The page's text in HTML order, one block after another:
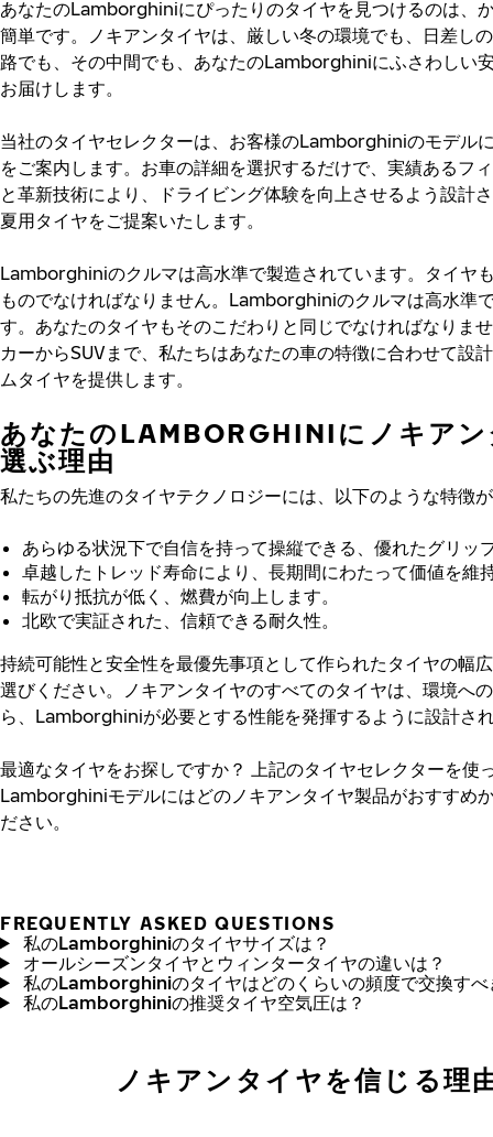
あなたのLamborghiniにぴったりのタイヤを見つけるのは、
簡単です。ノキアンタイヤは、厳しい冬の環境でも、日差し
路でも、その中間でも、あなたのLamborghiniにふさわしい
お届けします。
当社のタイヤセレクターは、お客様のLamborghiniのモデル
をご案内します。お車の詳細を選択するだけで、実績あるフ
と革新技術により、ドライビング体験を向上させるよう設計
夏用タイヤをご提案いたします。
Lamborghiniのクルマは高水準で製造されています。タイヤ
ものでなければなりません。Lamborghiniのクルマは高水準
す。あなたのタイヤもそのこだわりと同じでなければなりま
カーからSUVまで、私たちはあなたの車の特徴に合わせて設
ムタイヤを提供します。
あなたのLAMBORGHINIにノキア
選ぶ理由
私たちの先進のタイヤテクノロジーには、以下のような特徴
あらゆる状況下で自信を持って操縦できる、優れたグリッ
卓越したトレッド寿命により、長期間にわたって価値を維
転がり抵抗が低く、燃費が向上します。
北欧で実証された、信頼できる耐久性。
持続可能性と安全性を最優先事項として作られたタイヤの幅
選びください。ノキアンタイヤのすべてのタイヤは、環境へ
ら、Lamborghiniが必要とする性能を発揮するように設計さ
最適なタイヤをお探しですか？
上記のタイヤセレクターを使
Lamborghiniモデルにはどのノキアンタイヤ製品がおすすめ
ださい。
FREQUENTLY ASKED QUESTIONS
私のLamborghiniのタイヤサイズは？
オールシーズンタイヤとウィンタータイヤの違いは？
私のLamborghiniのタイヤはどのくらいの頻度で交換すべ
私のLamborghiniの推奨タイヤ空気圧は？
ノキアンタイヤを信じる理